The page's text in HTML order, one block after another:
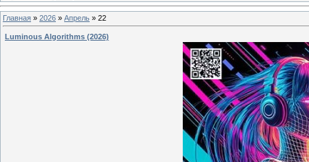
Главная » 2026 » Апрель » 22
Luminous Algorithms (2026)